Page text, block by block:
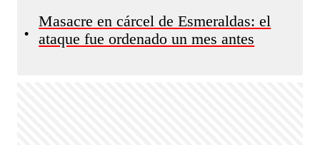
•
Masacre en cárcel de Esmeraldas: el
ataque fue ordenado un mes antes